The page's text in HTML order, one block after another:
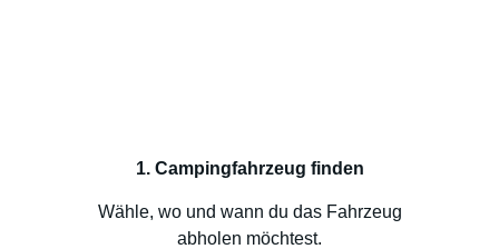
1. Campingfahrzeug finden
Wähle, wo und wann du das Fahrzeug
abholen möchtest.